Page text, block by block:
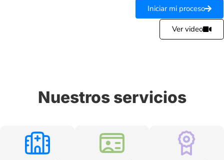
Iniciar mi proceso
Ver video
Nuestros servicios